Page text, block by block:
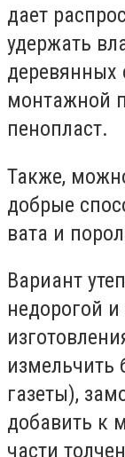
дает
удержать
монтажной
пенопласт.
Также,
добрые
вата и
Вариант
недорогой
измельчить
газеты),
добавить к
части